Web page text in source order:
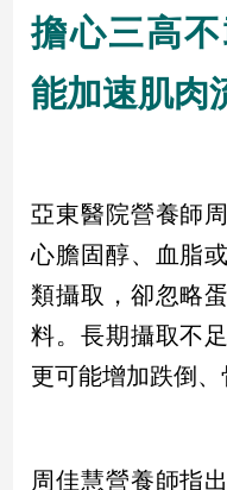
點
南
台
娛
樂
娛
樂
擔心三高
能加速肌肉
亞東醫院營養師
心膽固醇、血脂
類攝取，卻忽略
料。長期攝取不
更可能增加跌倒、
周佳慧營養師指